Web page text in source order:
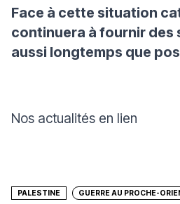
Face à cette situation
continuera à fournir des
aussi longtemps que
Nos actualités en lien
PALESTINE GUERRE AU PROCHE-